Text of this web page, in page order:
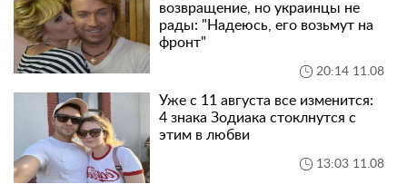
возвращение, но украинцы не
рады: "Надеюсь, его возьмут на
фронт"
20:14 11.08
Уже с 11 августа все изменится:
4 знака Зодиака стоклнутся с
этим в любви
13:03 11.08